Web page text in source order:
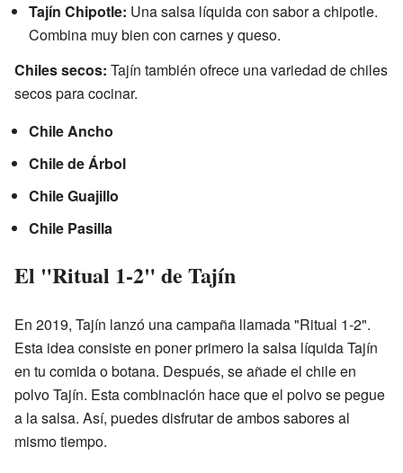
Tajín Chipotle: Una salsa líquida con sabor a chipotle.
Combina muy bien con carnes y queso.
Chiles secos: Tajín también ofrece una variedad de chiles
secos para cocinar.
Chile Ancho
Chile de Árbol
Chile Guajillo
Chile Pasilla
El "Ritual 1-2" de Tajín
En 2019, Tajín lanzó una campaña llamada "Ritual 1-2".
Esta idea consiste en poner primero la salsa líquida Tajín
en tu comida o botana. Después, se añade el chile en
polvo Tajín. Esta combinación hace que el polvo se pegue
a la salsa. Así, puedes disfrutar de ambos sabores al
mismo tiempo.